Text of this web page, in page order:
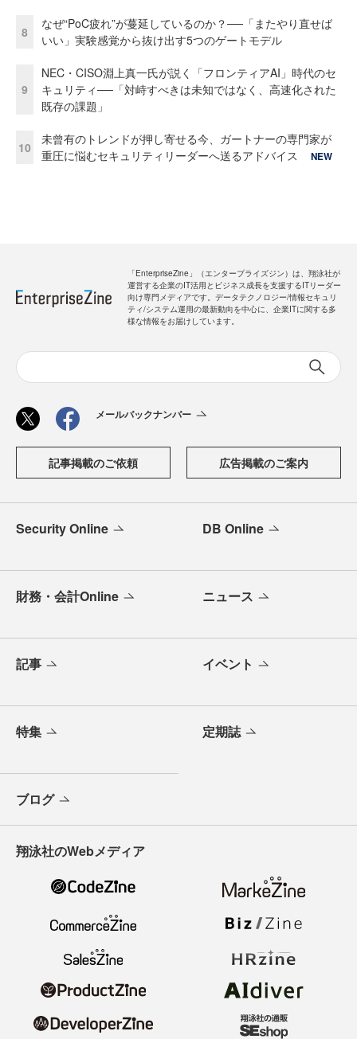
8
なぜ“PoC疲れ”が蔓延しているのか？──「またやり直せば
いい」実験感覚から抜け出す5つのゲートモデル
9
NEC・CISO淵上真一氏が説く「フロンティアAI」時代のセ
キュリティ──「対峙すべきは未知ではなく、高速化された
既存の課題」
10
未曾有のトレンドが押し寄せる今、ガートナーの専門家が
重圧に悩むセキュリティリーダーへ送るアドバイス
NEW
「EnterpriseZine」（エンタープライズジン）は、翔泳社が
運営する企業のIT活用とビジネス成長を支援するITリーダー
向け専門メディアです。データテクノロジー/情報セキュリ
ティ/システム運用の最新動向を中心に、企業ITに関する多
様な情報をお届けしています。
メールバックナンバー
記事掲載のご依頼 広告掲載のご案内
Security Online DB Online
財務・会計Online ニュース
記事 イベント
特集 定期誌
ブログ
翔泳社のWebメディア